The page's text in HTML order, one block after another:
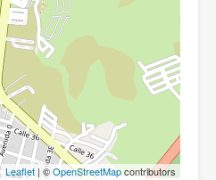
Leaflet | ©OpenStreetMapcontributors